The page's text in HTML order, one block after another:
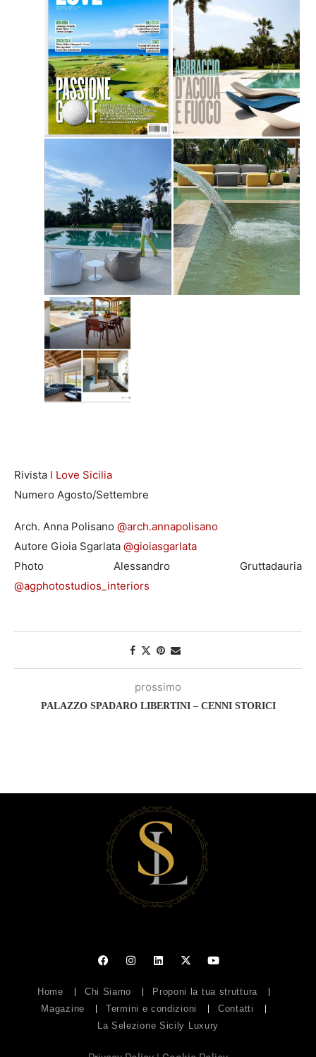
Rivista I Love Sicilia
Numero Agosto/Settembre
Arch. Anna Polisano @arch.annapolisano
Autore Gioia Sgarlata @gioiasgarlata
Photo Alessandro Gruttadauria
@agphotostudios_interiors
prossimo
PALAZZO SPADARO LIBERTINI – CENNI STORICI
Home Chi Siamo
Proponi la tua struttura
Magazine
Termini e condizioni
Contatti
La Selezione Sicily Luxury